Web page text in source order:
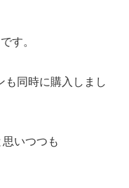
す。
も同時に購入しまし
いつつも